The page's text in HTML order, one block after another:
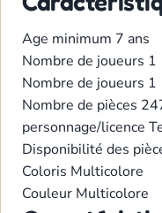
Age minimum 7 ans
Nombre de joueurs 1
Nombre de joueurs 1
Nombre de pièces
personnage/licence
Disponibilité des
Coloris Multicolore
Couleur Multicolore